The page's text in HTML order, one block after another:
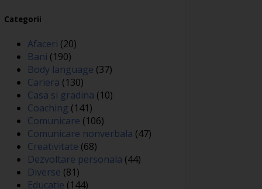
Categorii
Afaceri (20)
Bani (190)
Body language (37)
Cariera (130)
Casa si gradina (10)
Coaching (141)
Comunicare (106)
Comunicare nonverbala (47)
Creativitate (68)
Dezvoltare personala (44)
Diverse (81)
Educatie (144)